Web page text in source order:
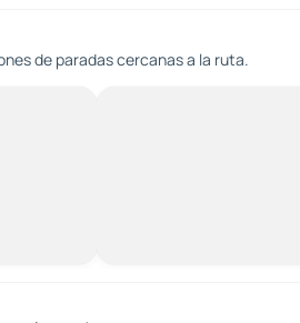
de paradas cercanas a la ruta.